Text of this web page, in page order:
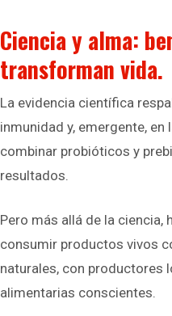
Ciencia y alma:
transforman vida.
La evidencia científica
inmunidad y, emergente,
combinar probióticos y
resultados.
Pero más allá de la ciencia,
consumir productos vivos
naturales, con productores
alimentarias conscientes.